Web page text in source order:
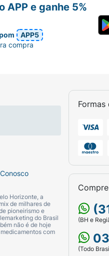
Horizonte, a
de milhares de
pioneirismo e
do Brasil
não é de hoje
com
Formas
(BH e
(Todo
APP e ganhe 5%
APP5
compra